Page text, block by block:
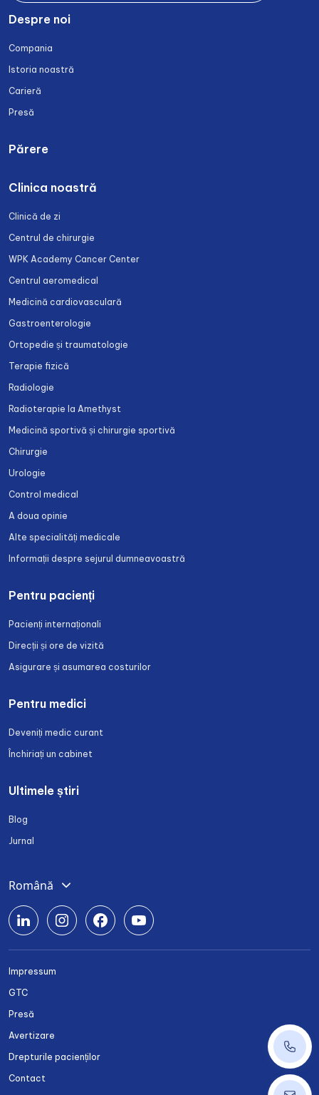
Despre noi
Compania
Istoria noastră
Carieră
Presă
Părere
Clinica noastră
Clinică de zi
Centrul de chirurgie
WPK Academy Cancer Center
Centrul aeromedical
Medicină cardiovasculară
Gastroenterologie
Ortopedie și traumatologie
Terapie fizică
Radiologie
Radioterapie la Amethyst
Medicină sportivă și chirurgie sportivă
Chirurgie
Urologie
Control medical
A doua opinie
Alte specialități medicale
Informații despre sejurul dumneavoastră
Pentru pacienți
Pacienți internaționali
Direcții și ore de vizită
Asigurare și asumarea costurilor
Pentru medici
Deveniți medic curant
Închiriați un cabinet
Ultimele știri
Blog
Jurnal
Română
Deutsch
English
Български
Українська
Impressum
GTC
Presă
Avertizare
Drepturile pacienților
Contact
+40